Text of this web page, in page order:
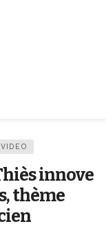
VIDEO
innove
thème